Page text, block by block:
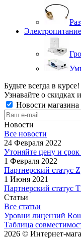
Будьте всегда в курсе!
Узнавайте о скидках
Новости магазина
Новости
Все новости
24 Февраля 2022
Утоняйте цену и срок
1 Февраля 2022
Партнерский статус
1 Июня 2021
Партнерский статус
Статьи
Все статьи
Уровни лицензий
Таблица
2026 © Интернет-